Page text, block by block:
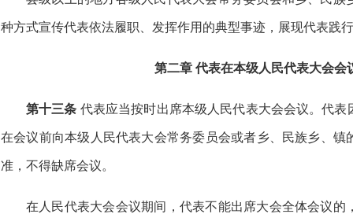
种方式宣传代表依法履职、发挥作用的典型事迹，展现代表践
第二章 代表在本级人民代表大会会
第十三条 代表应当按时出席本级人民代表大会会议。代
在会议前向本级人民代表大会常务委员会或者乡、民族乡、
准，不得缺席会议。
在人民代表大会会议期间，代表不能出席大会全体会议